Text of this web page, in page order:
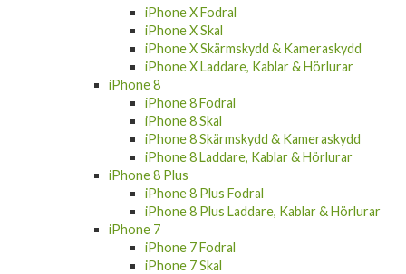
iPhone X Fodral
iPhone X Skal
iPhone X Skärmskydd & Kameraskydd
iPhone X Laddare, Kablar & Hörlurar
iPhone 8
iPhone 8 Fodral
iPhone 8 Skal
iPhone 8 Skärmskydd & Kameraskydd
iPhone 8 Laddare, Kablar & Hörlurar
iPhone 8 Plus
iPhone 8 Plus Fodral
iPhone 8 Plus Laddare, Kablar & Hörlurar
iPhone 7
iPhone 7 Fodral
iPhone 7 Skal